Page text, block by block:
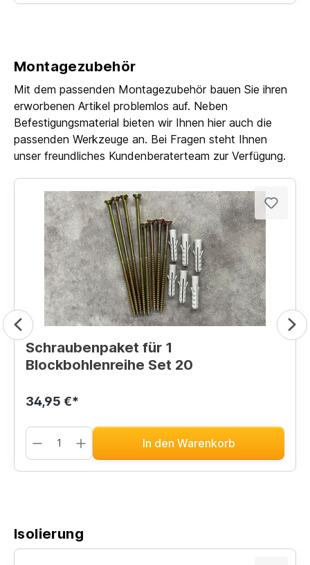
Montagezubehör
Mit dem passenden Montagezubehör bauen Sie ihren
erworbenen Artikel problemlos auf. Neben
Befestigungsmaterial bieten wir Ihnen hier auch die
passenden Werkzeuge an. Bei Fragen steht Ihnen
unser freundliches Kundenberaterteam zur Verfügung.
Schraubenpaket für 1
Blockbohlenreihe Set 20
34,95 €*
In den Warenkorb
Isolierung